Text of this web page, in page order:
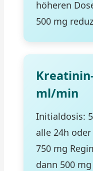
höheren
500 mg
ml/min
Initialdosis:
alle 24h
750 mg
dann 500